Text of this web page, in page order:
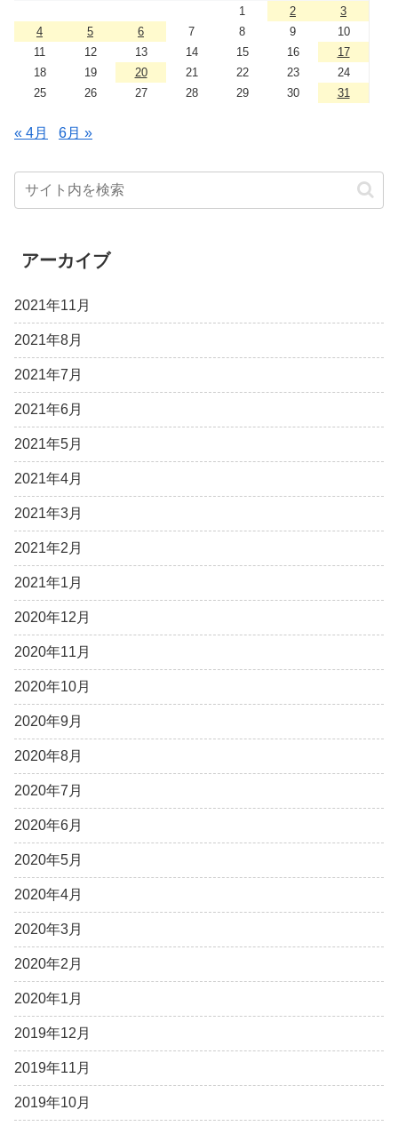
1 2
3
4
5 6 7 8 9
10
11
12 13 14 15 16
17
18
19 20 21 22 23
24
25
26 27 28 29 30 31
« 4月 6月 »
アーカイブ
2021年11月
2021年8月
2021年7月
2021年6月
2021年5月
2021年4月
2021年3月
2021年2月
2021年1月
2020年12月
2020年11月
2020年10月
2020年9月
2020年8月
2020年7月
2020年6月
2020年5月
2020年4月
2020年3月
2020年2月
2020年1月
2019年12月
2019年11月
2019年10月